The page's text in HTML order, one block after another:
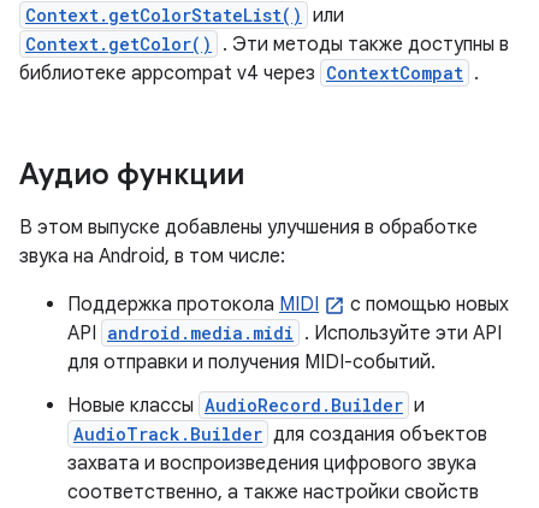
Context.getColorStateList() или
Context.getColor()
. Эти методы также доступны в
библиотеке appcompat v4 через ContextCompat .
Аудио функции
В этом выпуске добавлены улучшения в обработке
звука на Android, в том числе:
Поддержка протокола MIDI
с помощью новых
API android.media.midi . Используйте эти API
для отправки и получения MIDI-событий.
Новые классы AudioRecord.Builder и
AudioTrack.Builder для создания объектов
захвата и воспроизведения цифрового звука
соответственно, а также настройки свойств